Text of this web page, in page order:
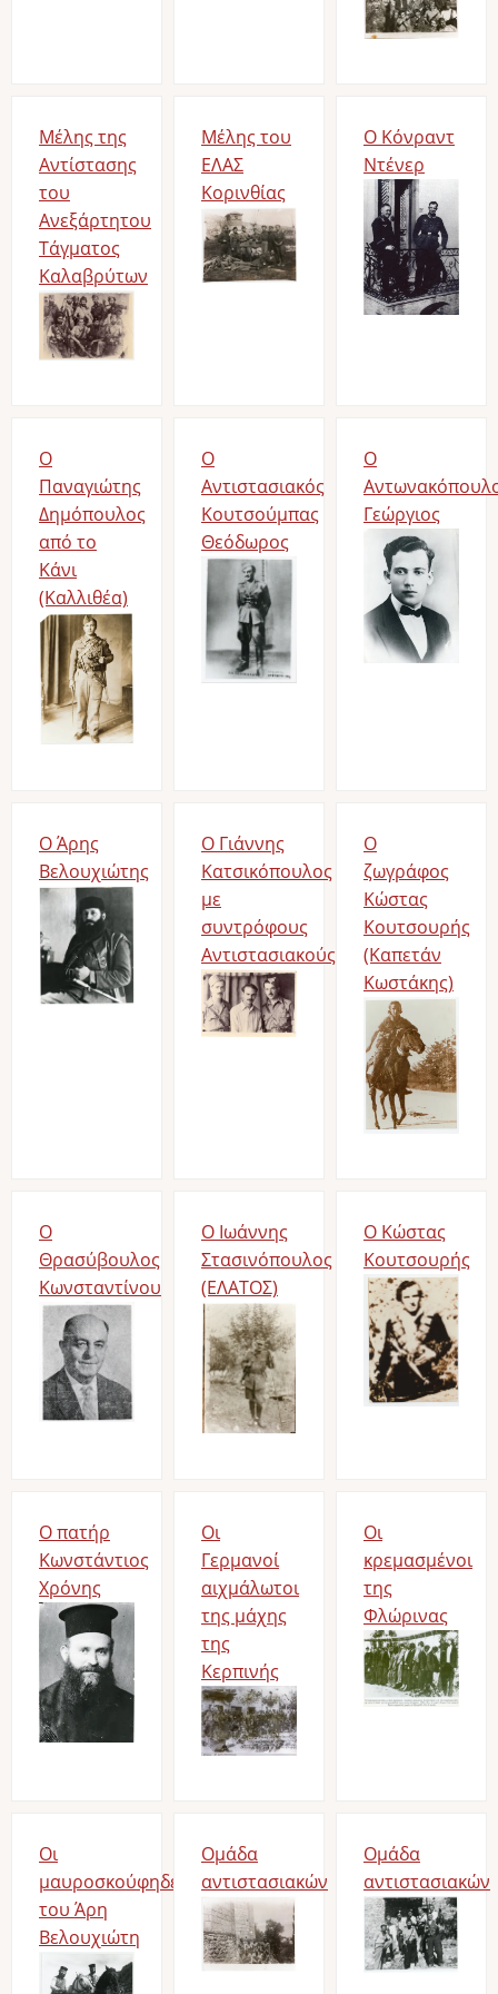
Μέλης της
Αντίστασης
του
Ανεξάρτητου
Τάγματος
Καλαβρύτων
Image
Μέλης του
ΕΛΑΣ
Κορινθίας
Image
Ο Κόνραντ
Ντένερ
Image
Ο
Παναγιώτης
Δημόπουλος
από το
Κάνι
(Καλλιθέα)
Image
Ο
Αντιστασιακός
Κουτσούμπας
Θεόδωρος
Image
Ο
Γεώργιος
Image
Ο Άρης
Βελουχιώτης
Image
Ο Γιάννης
Κατσικόπουλος
με
συντρόφους
Αντιστασιακούς
Image
Ο
ζωγράφος
Κώστας
Κουτσουρής
(Καπετάν
Κωστάκης)
Image
Ο
Θρασύβουλος
Κωνσταντίνου
Image
Ο Ιωάννης
Στασινόπουλος
(ΕΛΑΤΟΣ)
Image
Ο Κώστας
Κουτσουρής
Image
Ο πατήρ
Κωνστάντιος
Χρόνης
Image
Οι
Γερμανοί
αιχμάλωτοι
της μάχης
της
Κερπινής
Image
Οι
κρεμασμένοι
της
Φλώρινας
Image
Οι
μαυροσκούφηδες
του Άρη
Βελουχιώτη
Image
Ομάδα
αντιστασιακών
Image
Ομάδα
αντιστασιακών
Image